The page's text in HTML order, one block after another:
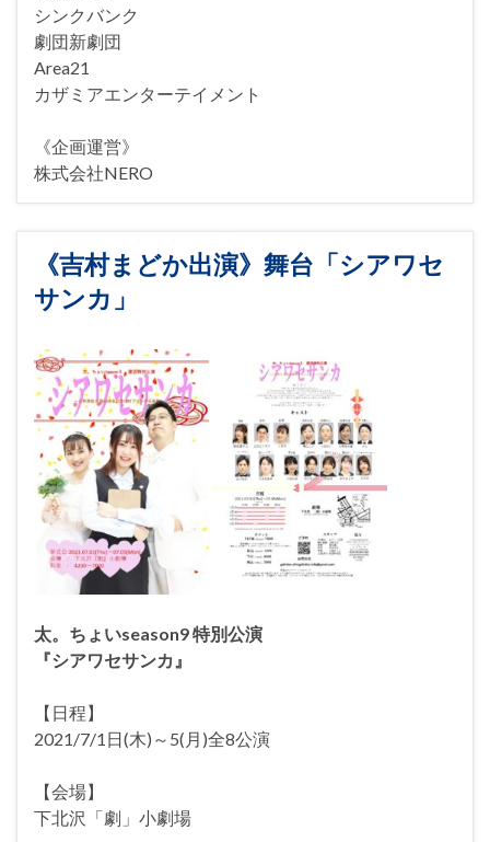
シンクバンク
劇団新劇団
Area21
カザミアエンターテイメント
《企画運営》
株式会社NERO
《吉村まどか出演》舞台「シアワセ
サンカ」
太。ちょいseason9 特別公演
『シアワセサンカ』
【日程】
2021/7/1日(木)～5(月)全8公演
【会場】
下北沢「劇」小劇場